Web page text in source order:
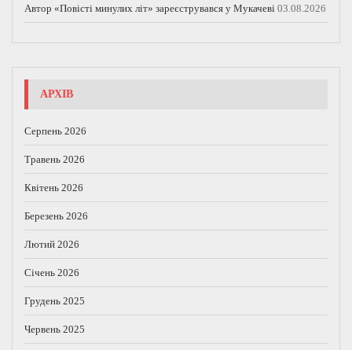
Автор «Повісті минулих літ» зареєструвався у Мукачеві 03.08.2026
АРХІВ
Серпень 2026
Травень 2026
Квітень 2026
Березень 2026
Лютий 2026
Січень 2026
Грудень 2025
Червень 2025